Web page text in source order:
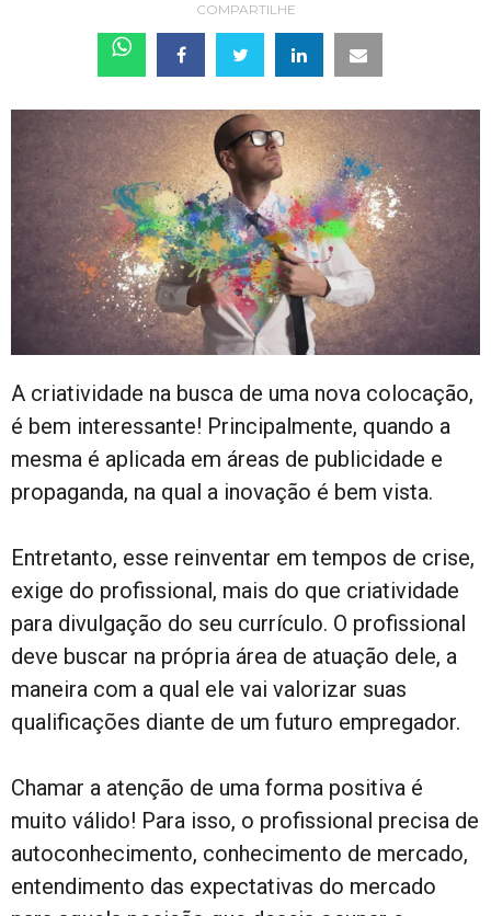
COMPARTILHE
A criatividade na busca de uma nova colocação,
é bem interessante! Principalmente, quando a
mesma é aplicada em áreas de publicidade e
propaganda, na qual a inovação é bem vista.
Entretanto, esse reinventar em tempos de crise,
exige do profissional, mais do que criatividade
para divulgação do seu currículo. O profissional
deve buscar na própria área de atuação dele, a
maneira com a qual ele vai valorizar suas
qualificações diante de um futuro empregador.
Chamar a atenção de uma forma positiva é
muito válido! Para isso, o profissional precisa de
autoconhecimento, conhecimento de mercado,
entendimento das expectativas do mercado